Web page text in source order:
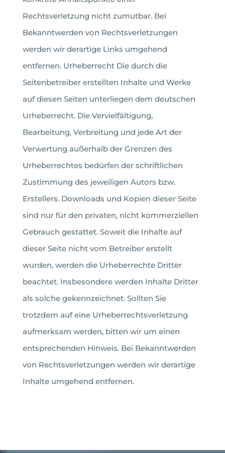
Rechtsverletzung nicht zumutbar. Bei
Bekanntwerden von Rechtsverletzungen
werden wir derartige Links umgehend
entfernen. Urheberrecht Die durch die
Seitenbetreiber erstellten Inhalte und Werke
auf diesen Seiten unterliegen dem deutschen
Urheberrecht. Die Vervielfältigung,
Bearbeitung, Verbreitung und jede Art der
Verwertung außerhalb der Grenzen des
Urheberrechtes bedürfen der schriftlichen
Zustimmung des jeweiligen Autors bzw.
Erstellers. Downloads und Kopien dieser Seite
sind nur für den privaten, nicht kommerziellen
Gebrauch gestattet. Soweit die Inhalte auf
dieser Seite nicht vom Betreiber erstellt
wurden, werden die Urheberrechte Dritter
beachtet. Insbesondere werden Inhalte Dritter
als solche gekennzeichnet. Sollten Sie
trotzdem auf eine Urheberrechtsverletzung
aufmerksam werden, bitten wir um einen
entsprechenden Hinweis. Bei Bekanntwerden
von Rechtsverletzungen werden wir derartige
Inhalte umgehend entfernen.